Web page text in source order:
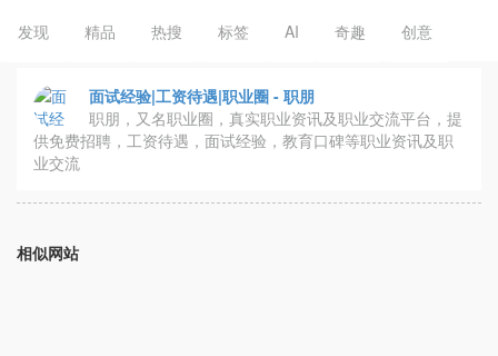
发现 精品 热搜 标签 AI 奇趣 创意
面试经验|工资待遇|职业圈 - 职朋
职朋，又名职业圈，真实职业资讯及职业交流平台，提
供免费招聘，工资待遇，面试经验，教育口碑等职业资讯及职
业交流
相似网站